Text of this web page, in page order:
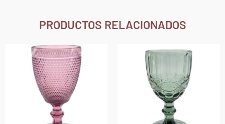
PRODUCTOS RELACIONADOS